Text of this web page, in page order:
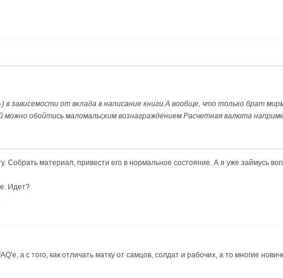
в зависемости от вклада в написание книги.А вообще, что только брат
можно обойтись маломальским вознаграждением.Расчетная валюта
Собрать материал, привести его в нормальное состояние. А я уже займусь
Идет?
а с того, как отличать матку от самцов, солдат и рабочих, а то многие